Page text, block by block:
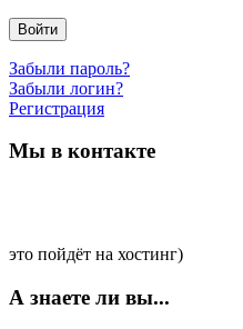
Войти
Забыли пароль?
Забыли логин?
Регистрация
Мы в контакте
это пойдёт на хостинг)
А знаете ли вы...